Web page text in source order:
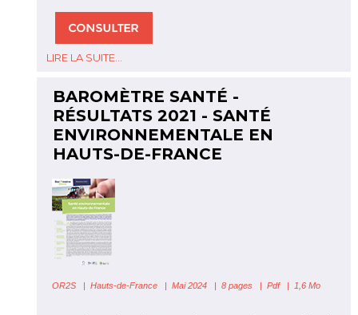
LIRE LA SUITE...
BAROMÈTRE SANTÉ -
RÉSULTATS 2021 - SANTÉ
ENVIRONNEMENTALE EN
HAUTS-DE-FRANCE
OR2S |Hauts-de-France | Mai 2024 | 8 pages | Pdf | 1,6 Mo